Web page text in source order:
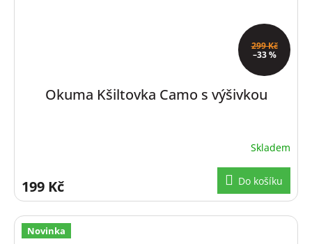
299 Kč
–33 %
Okuma Kšiltovka Camo s výšivkou
Skladem
199 Kč Do košíku
Novinka